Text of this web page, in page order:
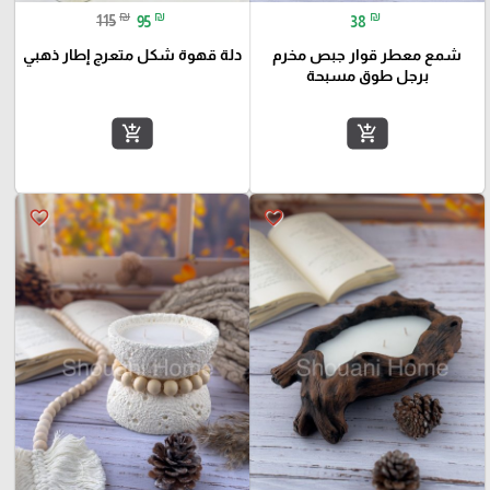
38 ₪
شمع معطر قوار جبص مخرم
برجل طوق مسبحة
add_shopping_cart
115 ₪ 95 ₪
دلة قهوة شكل متعرج إطار ذهبي
add_shopping_cart
favorite_border
favorite_border